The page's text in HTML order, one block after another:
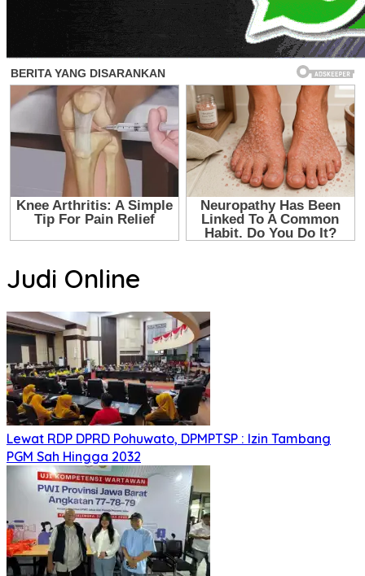
Judi Online
Lewat RDP DPRD Pohuwato, DPMPTSP : Izin Tambang
PGM Sah Hingga 2032